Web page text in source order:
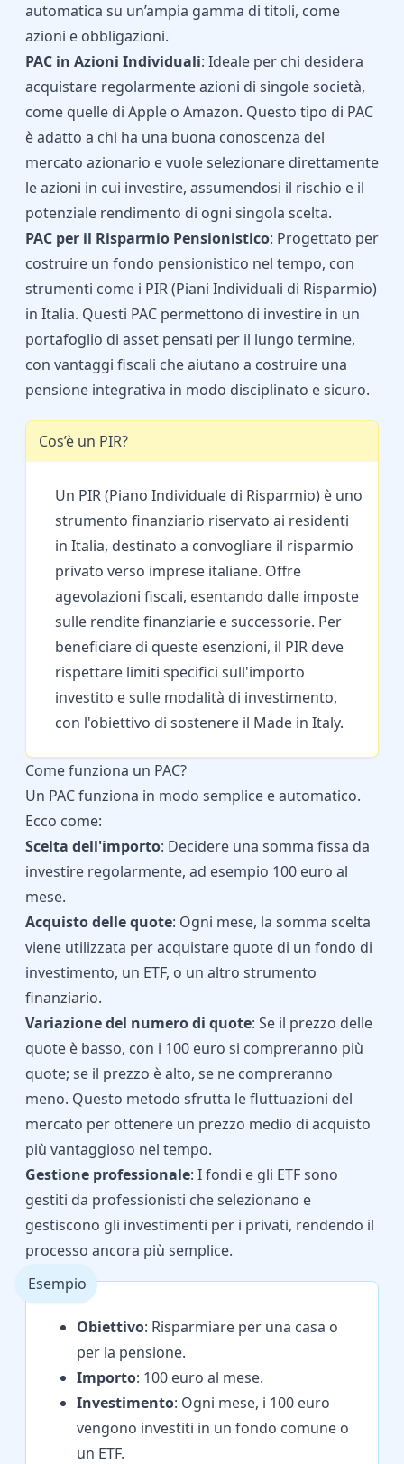
automatica su un’ampia gamma di titoli, come
azioni e obbligazioni.
PAC in Azioni Individuali: Ideale per chi desidera
acquistare regolarmente azioni di singole società,
come quelle di Apple o Amazon. Questo tipo di PAC
è adatto a chi ha una buona conoscenza del
mercato azionario e vuole selezionare direttamente
le azioni in cui investire, assumendosi il rischio e il
potenziale rendimento di ogni singola scelta.
PAC per il Risparmio Pensionistico: Progettato per
costruire un fondo pensionistico nel tempo, con
strumenti come i PIR (Piani Individuali di Risparmio)
in Italia. Questi PAC permettono di investire in un
portafoglio di asset pensati per il lungo termine,
con vantaggi fiscali che aiutano a costruire una
pensione integrativa in modo disciplinato e sicuro.
Cos’è un PIR?
Un PIR (Piano Individuale di Risparmio) è uno
strumento finanziario riservato ai residenti
in Italia, destinato a convogliare il risparmio
privato verso imprese italiane. Offre
agevolazioni fiscali, esentando dalle imposte
sulle rendite finanziarie e successorie. Per
beneficiare di queste esenzioni, il PIR deve
rispettare limiti specifici sull'importo
investito e sulle modalità di investimento,
con l'obiettivo di sostenere il Made in Italy.
Come funziona un PAC?
Un PAC funziona in modo semplice e automatico.
Ecco come:
Scelta dell'importo: Decidere una somma fissa da
investire regolarmente, ad esempio 100 euro al
mese.
Acquisto delle quote: Ogni mese, la somma scelta
viene utilizzata per acquistare quote di un fondo di
investimento, un ETF, o un altro strumento
finanziario.
Variazione del numero di quote: Se il prezzo delle
quote è basso, con i 100 euro si compreranno più
quote; se il prezzo è alto, se ne compreranno
meno. Questo metodo sfrutta le fluttuazioni del
mercato per ottenere un prezzo medio di acquisto
più vantaggioso nel tempo.
Gestione professionale: I fondi e gli ETF sono
gestiti da professionisti che selezionano e
gestiscono gli investimenti per i privati, rendendo il
processo ancora più semplice.
Esempio
Obiettivo: Risparmiare per una casa o
per la pensione.
Importo: 100 euro al mese.
Investimento: Ogni mese, i 100 euro
vengono investiti in un fondo comune o
un ETF.